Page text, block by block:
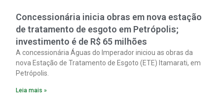
Concessionária inicia obras em nova estação
de tratamento de esgoto em Petrópolis;
investimento é de R$ 65 milhões
A concessionária Águas do Imperador iniciou as obras da
nova Estação de Tratamento de Esgoto (ETE) Itamarati, em
Petrópolis.
Leia mais »